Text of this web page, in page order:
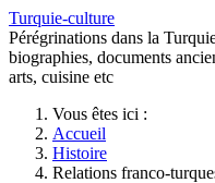
Turquie-culture
Pérégrinations dans la
biographies, documents
arts, cuisine etc
Vous êtes ici :
Accueil
Histoire
Relations franco-